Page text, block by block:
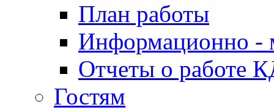
План работы
Информационно -
Отчеты о работе
Гостям